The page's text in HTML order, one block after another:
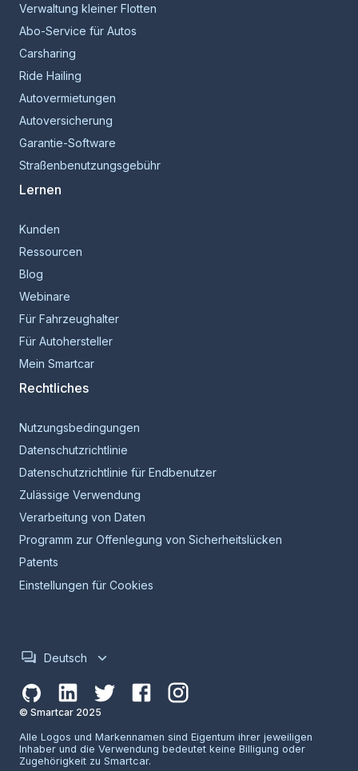
Verwaltung kleiner Flotten
Abo-Service für Autos
Carsharing
Ride Hailing
Autovermietungen
Autoversicherung
Garantie-Software
Straßenbenutzungsgebühr
Lernen
Kunden
Ressourcen
Blog
Webinare
Für Fahrzeughalter
Für Autohersteller
Mein Smartcar
Rechtliches
Nutzungsbedingungen
Datenschutzrichtlinie
Datenschutzrichtlinie für Endbenutzer
Zulässige Verwendung
Verarbeitung von Daten
Programm zur Offenlegung von Sicherheitslücken
Patents
Einstellungen für Cookies
Deutsch
© Smartcar 2025
Alle Logos und Markennamen sind Eigentum ihrer jeweiligen
Inhaber und die Verwendung bedeutet keine Billigung oder
Zugehörigkeit zu Smartcar.